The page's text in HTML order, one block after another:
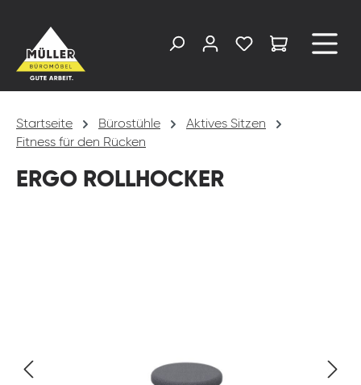
Startseite Bürostühle
Aktives Sitzen
Fitness für den Rücken
ERGO ROLLHOCKER